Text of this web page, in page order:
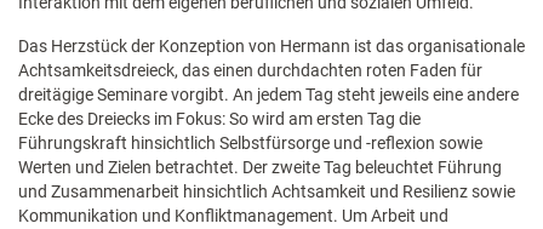
Das Herzstück der Konzeption von Hermann ist das organisationale
Achtsamkeitsdreieck, das einen durchdachten roten Faden für
dreitägige Seminare vorgibt. An jedem Tag steht jeweils eine andere
Ecke des Dreiecks im Fokus: So wird am ersten Tag die
Führungskraft hinsichtlich Selbstfürsorge und -reflexion sowie
Werten und Zielen betrachtet. Der zweite Tag beleuchtet Führung
und Zusammenarbeit hinsichtlich Achtsamkeit und Resilienz sowie
Kommunikation und Konfliktmanagement. Um Arbeit und